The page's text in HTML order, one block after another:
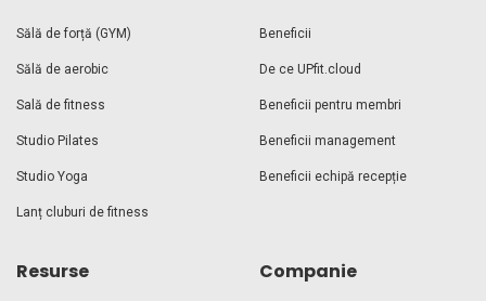
Sălă de forță (GYM)
Sălă de aerobic
Sală de fitness
Studio Pilates
Studio Yoga
Lanț cluburi de fitness
Beneficii
De ce UPfit.cloud
Beneficii pentru membri
Beneficii management
Beneficii echipă recepție
Resurse Companie